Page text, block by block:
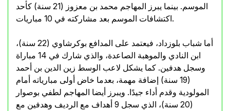
الموسم. بينما يبرز المهاجم محمد بن معزوز (21 سنة) كأحد
اكتشافات الموسم بعد مشاركته في 10 مباريات.
أما شباب بلوزداد، فيعتمد على المدافع بوكرشاوي (22 سنة)،
ابن النادي والموهبة الصاعدة، والذي شارك في 14 مباراة
وسجل هدفين. كما يشكل لاعب الوسط زين الدين بن أحمد
(19 سنة) إضافة مهمة، بعدما خاض أولى مبارياته أمام
المولودية وقدم أداء جيدًا. ويبرز أيضا المهاجم لطفي بوصوار
(20 سنة)، الذي سجل 9 أهداف مع الرديف وهدفين مع